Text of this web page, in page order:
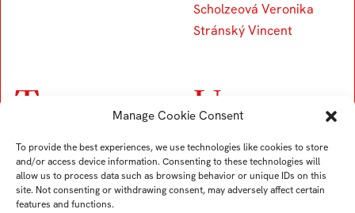
Manage Cookie Consent
To provide the best experiences, we use technologies like cookies to store
and/or access device information. Consenting to these technologies will
allow us to process data such as browsing behavior or unique IDs on this
site. Not consenting or withdrawing consent, may adversely affect certain
features and functions.
Scholzeová Veronika
Stránský Vincent
T
Turek Karel
Tremer Ondřej
Trögler Daniel
U
Uždil Štěpán
Uhrin Tomáš